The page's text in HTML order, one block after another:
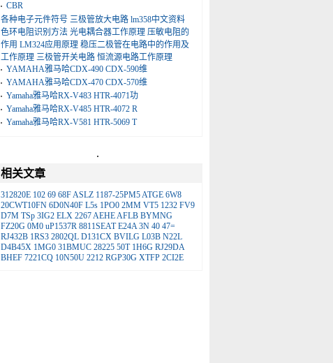
CBR
各种电子元件符号 三极管放大电路 lm358中文资料
色环电阻识别方法 光电耦合器工作原理 压敏电阻的
作用 LM324应用原理 稳压二极管在电路中的作用及
工作原理 三极管开关电路 恒流源电路工作原理
YAMAHA雅马哈CDX-490 CDX-590维
YAMAHA雅马哈CDX-470 CDX-570维
Yamaha雅马哈RX-V483 HTR-4071功
Yamaha雅马哈RX-V485 HTR-4072 R
Yamaha雅马哈RX-V581 HTR-5069 T
.
相关文章
312820E 102 69 68FASLZ 1187-25PM5ATGE 6W8
20CWT10FN 6D0N40F L5s 1PO0 2MM VT5 1232 FV9
D7M TSp 3IG2 ELX 2267AEHEAFLB BYMNG
FZ20G 0M0 uP1537R 8811SEAT E24A 3N 40 47=
RJ432B 1RS3 2802QL D131CX BVILG L03B N22L
D4B45X 1MG0 31BMUC 28225 50T 1H6G RJ29DA
BHEF 7221CQ 10N50U 2212 RGP30G XTFP 2CI2E